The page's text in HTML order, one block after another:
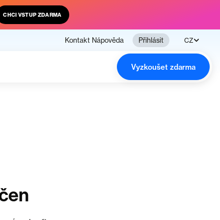
CHCI VSTUP ZDARMA
Kontakt Nápověda Přihlásit CZ
Vyzkoušet zdarma